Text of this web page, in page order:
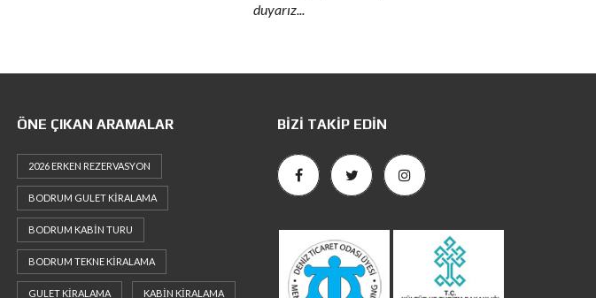
duyarız...
ÖNE ÇIKAN ARAMALAR
2026 ERKEN REZERVASYON
BODRUM GULET KIRALAMA
BODRUM KABIN TURU
BODRUM TEKNE KIRALAMA
GULET KIRALAMA KABIN KIRALAMA
BIZI TAKIP EDIN